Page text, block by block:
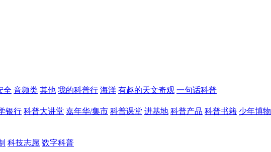
全 音频类 其他 我的科普行 海洋 有趣的天文奇观 一句话科普
银行 科普大讲堂 嘉年华/集市 科普课堂 进基地 科普产品 科普书籍 少年博物
科技志愿 数字科普